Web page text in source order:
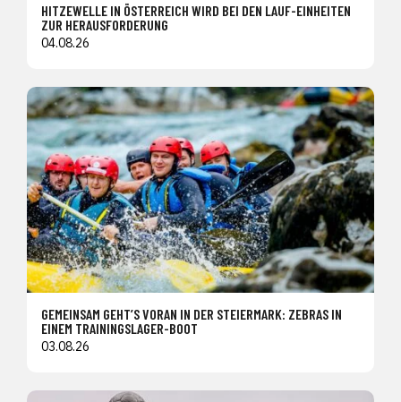
HITZEWELLE IN ÖSTERREICH WIRD BEI DEN LAUF-EINHEITEN
ZUR HERAUSFORDERUNG
04.08.26
GEMEINSAM GEHT’S VORAN IN DER STEIERMARK: ZEBRAS IN
EINEM TRAININGSLAGER-BOOT
03.08.26